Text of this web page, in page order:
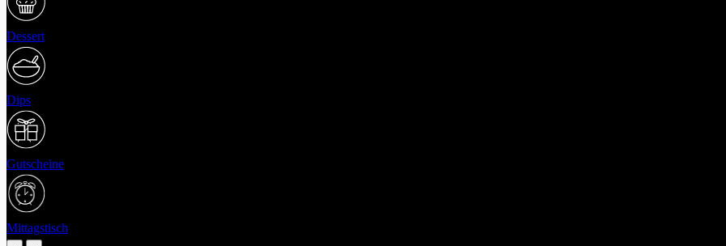
Dessert
Dips
Gutscheine
Mittagstisch